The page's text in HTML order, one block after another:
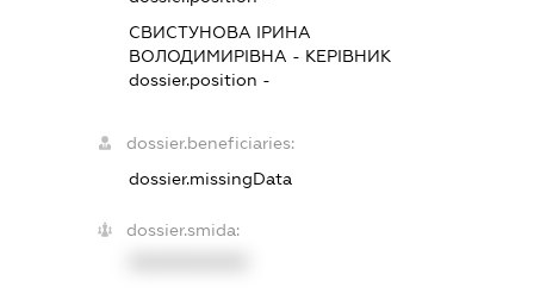
СВИСТУНОВА ІРИНА
ВОЛОДИМИРІВНА - КЕРІВНИК
dossier.position -
dossier.beneficiaries:
dossier.missingData
dossier.smida: